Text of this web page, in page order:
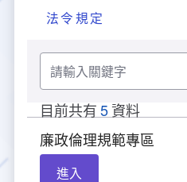
電子相簿
RSS訂閱
編制及預算員額
首長介紹
大事紀
服務進化史
服務介紹
服務進化史
航空氣象
服務介紹
服務進化史
航空通信
服務介紹
航空電子
管制架次統計
月統計資訊
桃園機場航班分時統計
意見交流
人民陳情
意見信箱
線上申辦
參訪申請
資料開放
業務宣導
宣導短片
出版品
專區服務
塔臺園區新建工程專區
法令規定
請
輸
入
關
鍵
字
目前共有5資料
檔
下
廉政倫理規範專區
進入